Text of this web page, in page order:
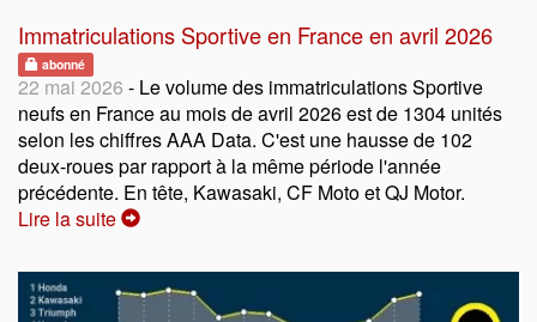
Immatriculations Sportive en France en avril 2026
abonné
22 mai 2026 - Le volume des immatriculations Sportive
neufs en France au mois de avril 2026 est de 1304 unités
selon les chiffres AAA Data. C'est une hausse de 102
deux-roues par rapport à la même période l'année
précédente. En tête, Kawasaki, CF Moto et QJ Motor.
Lire la suite